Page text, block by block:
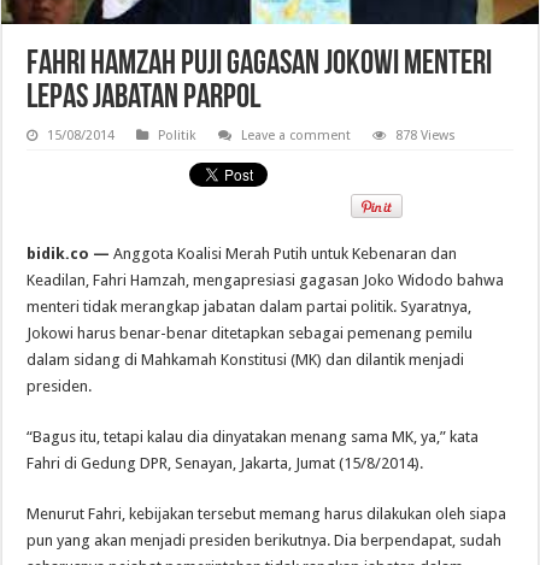
Fahri Hamzah Puji Gagasan Jokowi Menteri
Lepas Jabatan Parpol
15/08/2014 Politik Leave a comment 878 Views
bidik.co — Anggota Koalisi Merah Putih untuk Kebenaran dan
Keadilan, Fahri Hamzah, mengapresiasi gagasan Joko Widodo bahwa
menteri tidak merangkap jabatan dalam partai politik. Syaratnya,
Jokowi harus benar-benar ditetapkan sebagai pemenang pemilu
dalam sidang di Mahkamah Konstitusi (MK) dan dilantik menjadi
presiden.
“Bagus itu, tetapi kalau dia dinyatakan menang sama MK, ya,” kata
Fahri di Gedung DPR, Senayan, Jakarta, Jumat (15/8/2014).
Menurut Fahri, kebijakan tersebut memang harus dilakukan oleh siapa
pun yang akan menjadi presiden berikutnya. Dia berpendapat, sudah